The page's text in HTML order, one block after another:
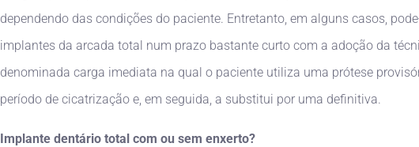
dependendo das condições do paciente. Entretanto, em alguns casos,
implantes da arcada total num prazo bastante curto com a adoção da
denominada carga imediata na qual o paciente utiliza uma prótese
período de cicatrização e, em seguida, a substitui por uma definitiva.
Implante dentário total com ou sem enxerto?